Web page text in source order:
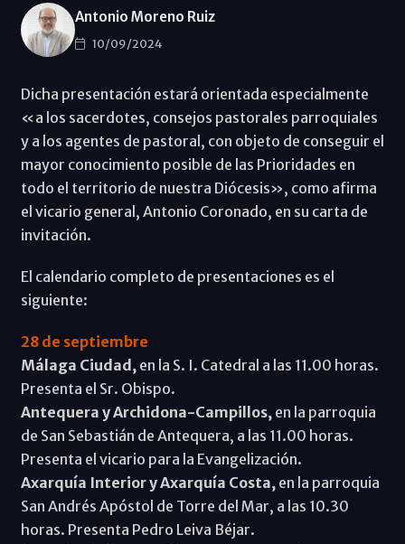
Antonio Moreno Ruiz
10/09/2024
Dicha presentación estará orientada especialmente
«a los sacerdotes, consejos pastorales parroquiales
y a los agentes de pastoral, con objeto de conseguir el
mayor conocimiento posible de las Prioridades en
todo el territorio de nuestra Diócesis», como afirma
el vicario general, Antonio Coronado, en su carta de
invitación.
El calendario completo de presentaciones es el
siguiente:
28 de septiembre
Málaga Ciudad, en la S. I. Catedral a las 11.00 horas.
Presenta el Sr. Obispo.
Antequera y Archidona-Campillos, en la parroquia
de San Sebastián de Antequera, a las 11.00 horas.
Presenta el vicario para la Evangelización.
Axarquía Interior y Axarquía Costa, en la parroquia
San Andrés Apóstol de Torre del Mar, a las 10.30
horas. Presenta Pedro Leiva Béjar.